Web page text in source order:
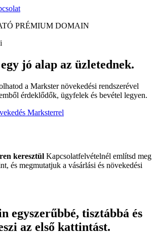
PRÉMIUM DOMAIN
jó alap az üzletednek.
a Markster növekedési rendszerével
érdeklődők, ügyfelek és bevétel legyen.
Marksterrel
keresztül Kapcsolatfelvételnél említsd meg
és megmutatjuk a vásárlási és növekedési
egyszerűbbé, tisztábbá és
az első kattintást.